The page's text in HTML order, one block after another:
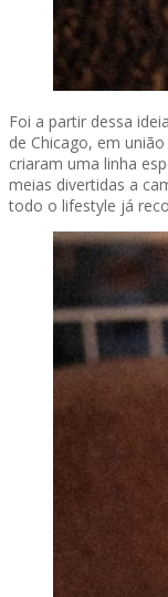
Foi a partir dessa
de Chicago, em
criaram uma linha
meias divertidas a
todo o lifestyle já